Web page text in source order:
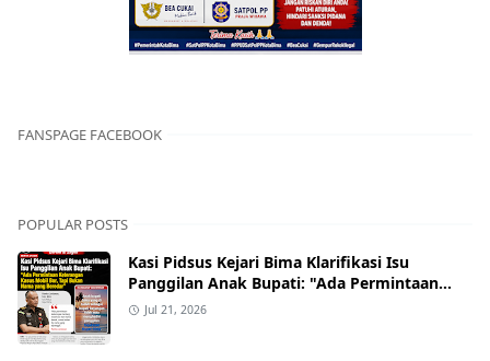
FANSPAGE FACEBOOK
POPULAR POSTS
Kasi Pidsus Kejari Bima Klarifikasi Isu
Panggilan Anak Bupati: "Ada Permintaan
Keterangan Kasus Mobil Bor, Tapi Bukan
Jul 21, 2026